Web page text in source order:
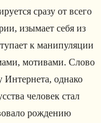
сразу от всего
изымает себя из
к манипуляции
мотивами. Слово
Интернета, однако
человек стал
рождению